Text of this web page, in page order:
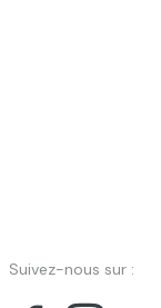
Suivez-nous sur :